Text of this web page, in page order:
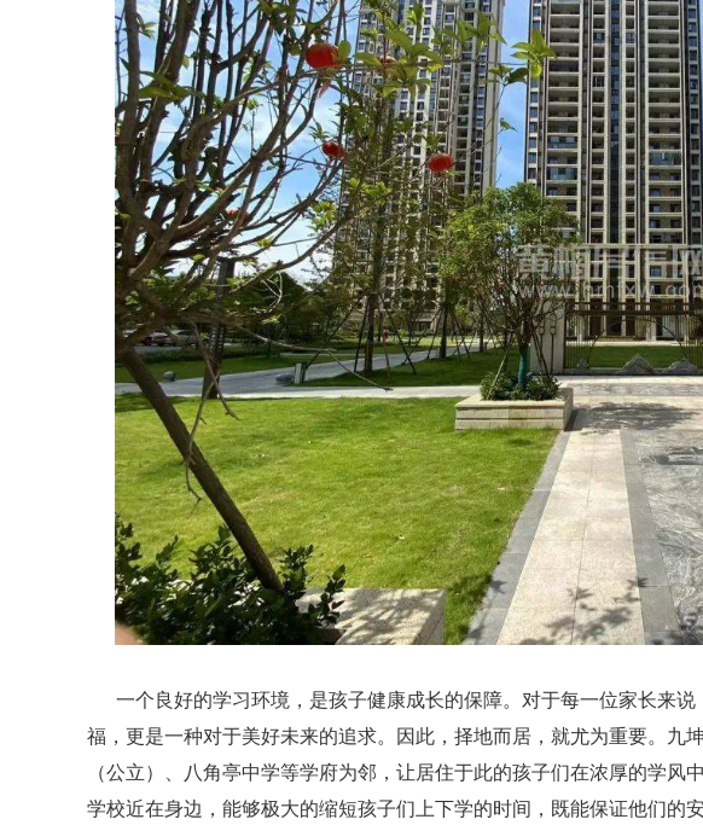
一个良好的学习环境，是孩子健康成长的保障。对于每一位家长来
福，更是一种对于美好未来的追求。因此，择地而居，就尤为重要。 九
（公立）、八角亭中学等学府为邻，让居住于此的孩子们在浓厚的学风
学校近在身边，能够极大的缩短孩子们上下学的时间，既能保证他们的